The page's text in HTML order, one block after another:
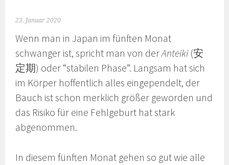
23. Januar 2020
Wenn man in Japan im fünften Monat
schwanger ist, spricht man von derAnteiki(安
定期) oder “stabilen Phase”. Langsam hat sich
im Körper hoffentlich alles eingependelt, der
Bauch ist schon merklich größer geworden und
das Risiko für eine Fehlgeburt hat stark
abgenommen.
In diesem fünften Monat gehen so gut wie alle